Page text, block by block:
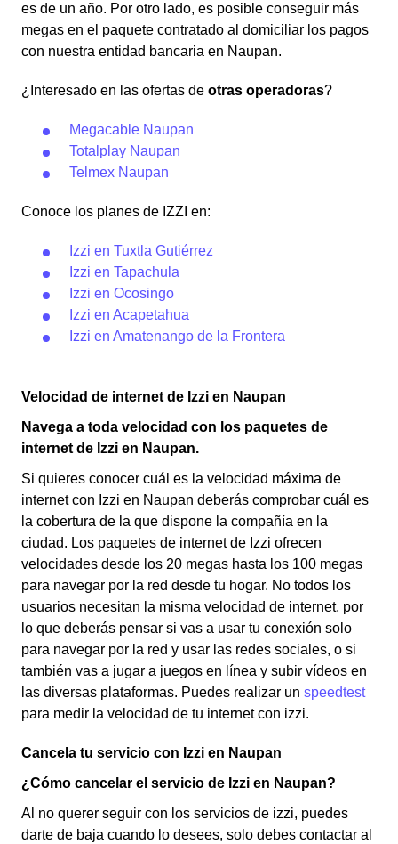
es de un año. Por otro lado, es posible conseguir más
megas en el paquete contratado al domiciliar los pagos
con nuestra entidad bancaria en Naupan.
¿Interesado en las ofertas de otras operadoras?
Megacable Naupan
Totalplay Naupan
Telmex Naupan
Conoce los planes de IZZI en:
Izzi en Tuxtla Gutiérrez
Izzi en Tapachula
Izzi en Ocosingo
Izzi en Acapetahua
Izzi en Amatenango de la Frontera
Velocidad de internet de Izzi en Naupan
Navega a toda velocidad con los paquetes de
internet de Izzi en Naupan.
Si quieres conocer cuál es la velocidad máxima de
internet con Izzi en Naupan deberás comprobar cuál es
la cobertura de la que dispone la compañía en la
ciudad. Los paquetes de internet de Izzi ofrecen
velocidades desde los 20 megas hasta los 100 megas
para navegar por la red desde tu hogar. No todos los
usuarios necesitan la misma velocidad de internet, por
lo que deberás pensar si vas a usar tu conexión solo
para navegar por la red y usar las redes sociales, o si
también vas a jugar a juegos en línea y subir vídeos en
las diversas plataformas. Puedes realizar un speedtest
para medir la velocidad de tu internet con izzi.
Cancela tu servicio con Izzi en Naupan
¿Cómo cancelar el servicio de Izzi en Naupan?
Al no querer seguir con los servicios de izzi, puedes
darte de baja cuando lo desees, solo debes contactar al